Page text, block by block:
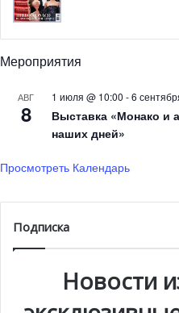
ощущение
тому, что они желают
здесь. Дело в том, что
ощущение роскоши.
И, наконец, стоит
присутствующие оценили
который обычно непросто
Мероприятия
АВГ
8
1 июля @ 10:00 -6
Выставка «Монако и
наших дней»
Просмотреть Календарь
Подписка
Новости